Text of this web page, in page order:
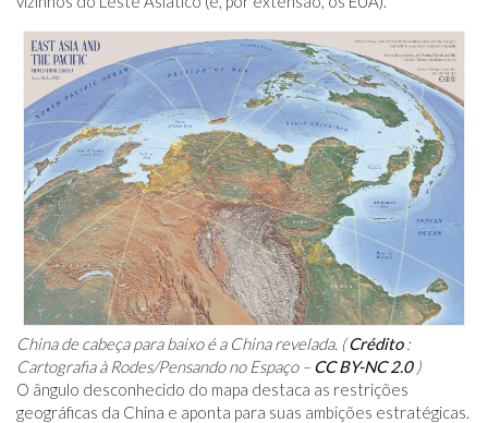
China de cabeça para baixo é a China revelada. (Crédito:
Cartografia à Rodes/Pensando no Espaço – CC BY-NC 2.0)
O ângulo desconhecido do mapa destaca as restrições
geográficas da China e aponta para suas ambições estratégicas.